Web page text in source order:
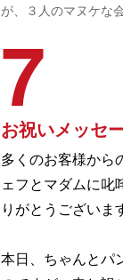
が、３人のマヌケな
お祝いメッセ
7
多くのお客様から
ェフとマダムに叱
りがとうございま
本日、ちゃんとパ